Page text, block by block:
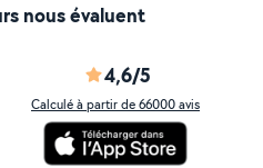
nous évaluent
4,6/5
Calculé à partir de 66000 avis